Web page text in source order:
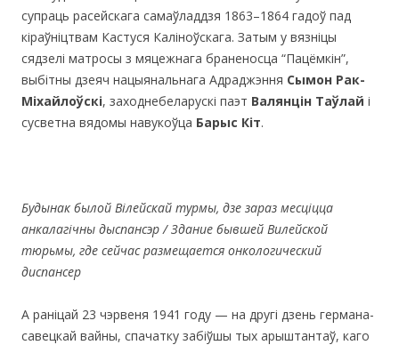
супраць расейскага самаўладдзя 1863–1864 гадоў пад
кіраўніцтвам Кастуся Каліноўскага. Затым у вязніцы
сядзелі матросы з мяцежнага браненосца “Пацёмкін”,
выбітны дзеяч нацыянальнага Адраджэння Сымон Рак-
Міхайлоўскі, заходнебеларускі паэт Валянцін Таўлай і
сусветна вядомы навукоўца Барыс Кіт.
Будынак былой Вілейскай турмы, дзе зараз месціцца
анкалагічны дыспансэр / Здание бывшей Вилейской
тюрьмы, где сейчас размещается онкологический
диспансер
А раніцай 23 чэрвеня 1941 году — на другі дзень германа-
савецкай вайны, спачатку забіўшы тых арыштантаў, каго